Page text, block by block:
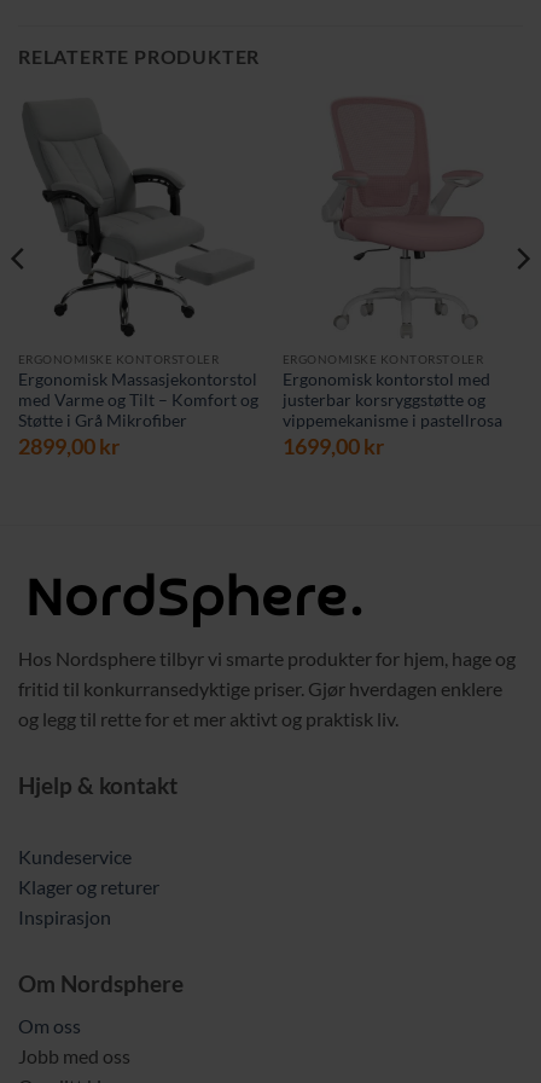
RELATERTE PRODUKTER
ERGONOMISKE KONTORSTOLER
Ergonomisk Massasjekontorstol
med Varme og Tilt – Komfort og
Støtte i Grå Mikrofiber
2899,00kr
ERGONOMISKE KONTORSTOLER
Ergonomisk kontorstol med
justerbar korsryggstøtte og
vippemekanisme i pastellrosa
1699,00kr
Hos Nordsphere tilbyr vi smarte produkter for hjem, hage og
fritid til konkurransedyktige priser. Gjør hverdagen enklere
og legg til rette for et mer aktivt og praktisk liv.
Hjelp & kontakt
Kundeservice
Klager og returer
Inspirasjon
Om Nordsphere
Om oss
Jobb med oss